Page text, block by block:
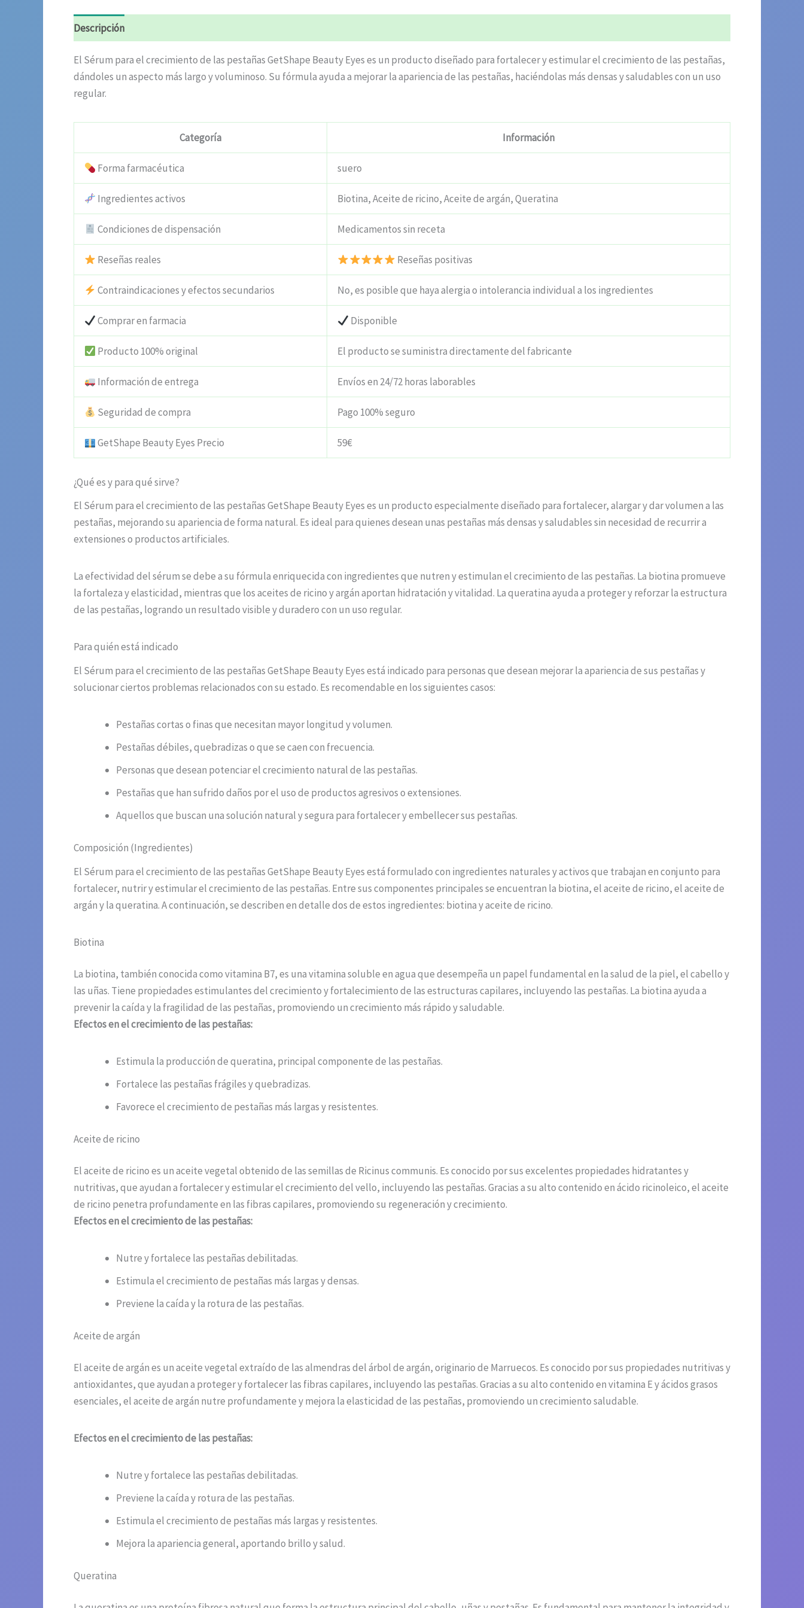
Descripción
El Sérum para el crecimiento de las pestañas GetShape Beauty Eyes es un producto diseñado para fortalecer y estimular el crecimiento de las pestañas,
dándoles un aspecto más largo y voluminoso. Su fórmula ayuda a mejorar la apariencia de las pestañas, haciéndolas más densas y saludables con un uso
regular.
Categoría Información
Forma farmacéutica suero
Ingredientes activos Biotina, Aceite de ricino, Aceite de argán, Queratina
Condiciones de dispensación Medicamentos sin receta
Reseñas reales Reseñas positivas
Contraindicaciones y efectos secundarios No, es posible que haya alergia o intolerancia individual a los ingredientes
Comprar en farmacia Disponible
Producto 100% original El producto se suministra directamente del fabricante
Información de entrega Envíos en 24/72 horas laborables
Seguridad de compra Pago 100% seguro
GetShape Beauty Eyes Precio 59€
¿Qué es y para qué sirve?
El Sérum para el crecimiento de las pestañas GetShape Beauty Eyes es un producto especialmente diseñado para fortalecer, alargar y dar volumen a las
pestañas, mejorando su apariencia de forma natural. Es ideal para quienes desean unas pestañas más densas y saludables sin necesidad de recurrir a
extensiones o productos artificiales.
La efectividad del sérum se debe a su fórmula enriquecida con ingredientes que nutren y estimulan el crecimiento de las pestañas. La biotina promueve
la fortaleza y elasticidad, mientras que los aceites de ricino y argán aportan hidratación y vitalidad. La queratina ayuda a proteger y reforzar la estructura
de las pestañas, logrando un resultado visible y duradero con un uso regular.
Para quién está indicado
El Sérum para el crecimiento de las pestañas GetShape Beauty Eyes está indicado para personas que desean mejorar la apariencia de sus pestañas y
solucionar ciertos problemas relacionados con su estado. Es recomendable en los siguientes casos:
Pestañas cortas o finas que necesitan mayor longitud y volumen.
Pestañas débiles, quebradizas o que se caen con frecuencia.
Personas que desean potenciar el crecimiento natural de las pestañas.
Pestañas que han sufrido daños por el uso de productos agresivos o extensiones.
Aquellos que buscan una solución natural y segura para fortalecer y embellecer sus pestañas.
Composición (Ingredientes)
El Sérum para el crecimiento de las pestañas GetShape Beauty Eyes está formulado con ingredientes naturales y activos que trabajan en conjunto para
fortalecer, nutrir y estimular el crecimiento de las pestañas. Entre sus componentes principales se encuentran la biotina, el aceite de ricino, el aceite de
argán y la queratina. A continuación, se describen en detalle dos de estos ingredientes: biotina y aceite de ricino.
Biotina
La biotina, también conocida como vitamina B7, es una vitamina soluble en agua que desempeña un papel fundamental en la salud de la piel, el cabello y
las uñas. Tiene propiedades estimulantes del crecimiento y fortalecimiento de las estructuras capilares, incluyendo las pestañas. La biotina ayuda a
prevenir la caída y la fragilidad de las pestañas, promoviendo un crecimiento más rápido y saludable.
Efectos en el crecimiento de las pestañas:
Estimula la producción de queratina, principal componente de las pestañas.
Fortalece las pestañas frágiles y quebradizas.
Favorece el crecimiento de pestañas más largas y resistentes.
Aceite de ricino
El aceite de ricino es un aceite vegetal obtenido de las semillas de Ricinus communis. Es conocido por sus excelentes propiedades hidratantes y
nutritivas, que ayudan a fortalecer y estimular el crecimiento del vello, incluyendo las pestañas. Gracias a su alto contenido en ácido ricinoleico, el aceite
de ricino penetra profundamente en las fibras capilares, promoviendo su regeneración y crecimiento.
Efectos en el crecimiento de las pestañas:
Nutre y fortalece las pestañas debilitadas.
Estimula el crecimiento de pestañas más largas y densas.
Previene la caída y la rotura de las pestañas.
Aceite de argán
El aceite de argán es un aceite vegetal extraído de las almendras del árbol de argán, originario de Marruecos. Es conocido por sus propiedades nutritivas y
antioxidantes, que ayudan a proteger y fortalecer las fibras capilares, incluyendo las pestañas. Gracias a su alto contenido en vitamina E y ácidos grasos
esenciales, el aceite de argán nutre profundamente y mejora la elasticidad de las pestañas, promoviendo un crecimiento saludable.
Efectos en el crecimiento de las pestañas:
Nutre y fortalece las pestañas debilitadas.
Previene la caída y rotura de las pestañas.
Estimula el crecimiento de pestañas más largas y resistentes.
Mejora la apariencia general, aportando brillo y salud.
Queratina